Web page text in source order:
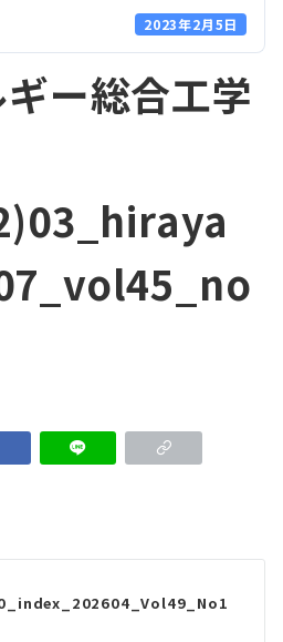
2023年2月5日
ー総合工学